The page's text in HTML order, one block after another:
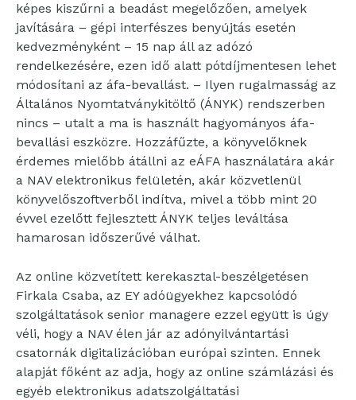
képes kiszűrni a beadást megelőzően, amelyek
javítására – gépi interfészes benyújtás esetén
kedvezményként – 15 nap áll az adózó
rendelkezésére, ezen idő alatt pótdíjmentesen lehet
módosítani az áfa-bevallást. – Ilyen rugalmasság az
Általános Nyomtatványkitöltő (ÁNYK) rendszerben
nincs – utalt a ma is használt hagyományos áfa-
bevallási eszközre. Hozzáfűzte, a könyvelőknek
érdemes mielőbb átállni az eÁFA használatára akár
a NAV elektronikus felületén, akár közvetlenül
könyvelőszoftverből indítva, mivel a több mint 20
évvel ezelőtt fejlesztett ÁNYK teljes leváltása
hamarosan időszerűvé válhat.
Az online közvetített kerekasztal-beszélgetésen
Firkala Csaba, az EY adóügyekhez kapcsolódó
szolgáltatások senior managere ezzel együtt is úgy
véli, hogy a NAV élen jár az adónyilvántartási
csatornák digitalizációban európai szinten. Ennek
alapját főként az adja, hogy az online számlázási és
egyéb elektronikus adatszolgáltatási